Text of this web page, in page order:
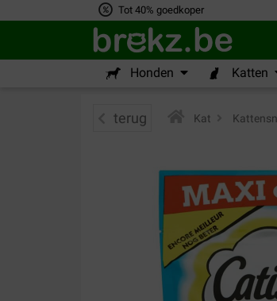
Tot 40% goedkoper
Honden Katten
terug Kat